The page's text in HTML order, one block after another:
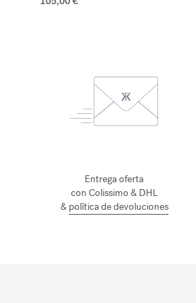
Entrega oferta
con Colissimo & DHL
& política de devoluciones